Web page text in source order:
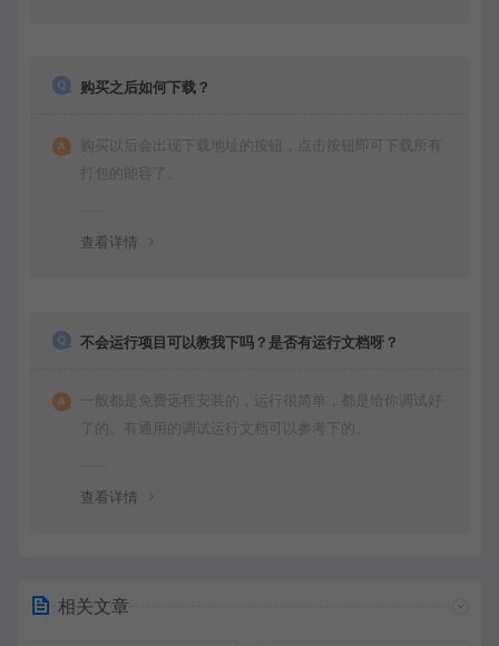
购买之后如何下载？
购买以后会出现下载地址的按钮，点击按钮即可下载所有
打包的能容了。
查看详情
不会运行项目可以教我下吗？是否有运行文档呀？
一般都是免费远程安装的，运行很简单，都是给你调试好
了的。有通用的调试运行文档可以参考下的。
查看详情
相关文章